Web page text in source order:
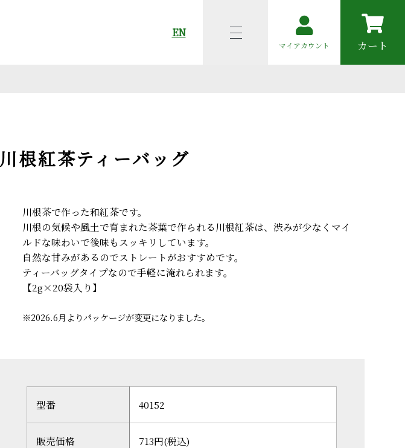
EN
マイアカウント カート
川根紅茶ティーバッグ
川根茶で作った和紅茶です。
川根の気候や風土で育まれた茶葉で作られる川根紅茶は、渋みが少なくマイ
ルドな味わいで後味もスッキリしています。
自然な甘みがあるのでストレートがおすすめです。
ティーバッグタイプなので手軽に淹れられます。
【2g×20袋入り】
※2026.6月よりパッケージが変更になりました。
型番 40152
販売価格 713円(税込)